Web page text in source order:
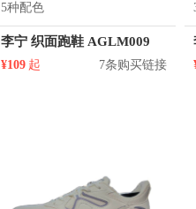
5种配色
李宁 织面跑鞋 AGLM009
¥109 起 7条购买链接